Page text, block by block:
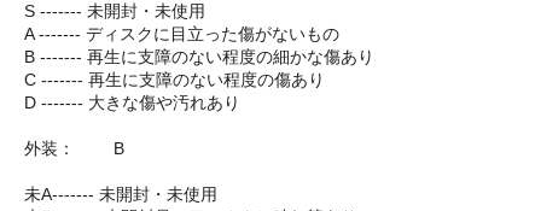
S ------- 未開封・未使用
A ------- ディスクに目立った傷がないもの
B ------- 再生に支障のない程度の細かな傷あり
C ------- 再生に支障のない程度の傷あり
D ------- 大きな傷や汚れあり
外装： B
未A------- 未開封・未使用